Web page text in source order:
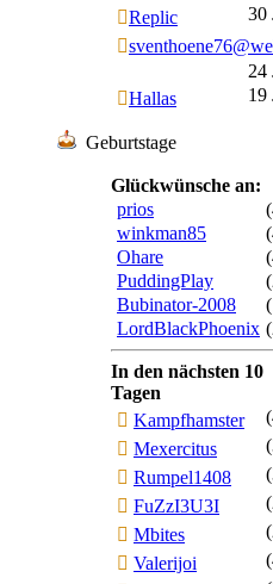
Replic
30
24
Hallas
19
Geburtstage
Glückwünsche an:
prios
winkman85
Ohare
PuddingPlay
Bubinator-2008
LordBlackPhoenix
In den nächsten 10
Tagen
Kampfhamster
Mexercitus
Rumpel1408
FuZzI3U3I
Mbites
Valerijoi